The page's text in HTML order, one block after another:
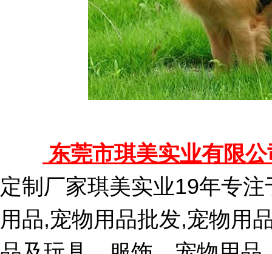
东莞市琪美实业有限
定制厂家琪美实业19年专
用品,宠物用品批发,宠物用